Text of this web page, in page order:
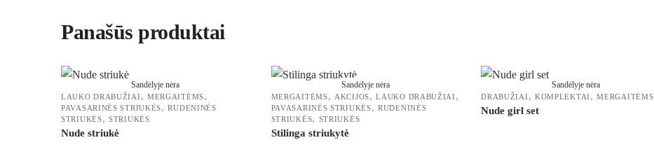
Panašūs produktai
Sandėlyje nėra
LAUKO DRABUŽIAI , MERGAITĖMS,
PAVASARINĖS STRIUKĖS,RUDENINĖS
STRIUKĖS,STRIUKĖS
Nude striukė
Sandėlyje nėra
MERGAITĖMS, AKCIJOS,LAUKO DRABUŽIAI ,
PAVASARINĖS STRIUKĖS,RUDENINĖS
STRIUKĖS, STRIUKĖS
Stilinga striukytė
Sandėlyje nėra
DRABUŽIAI , KOMPLEKTAI ,MERGAITĖMS
Nude girl set